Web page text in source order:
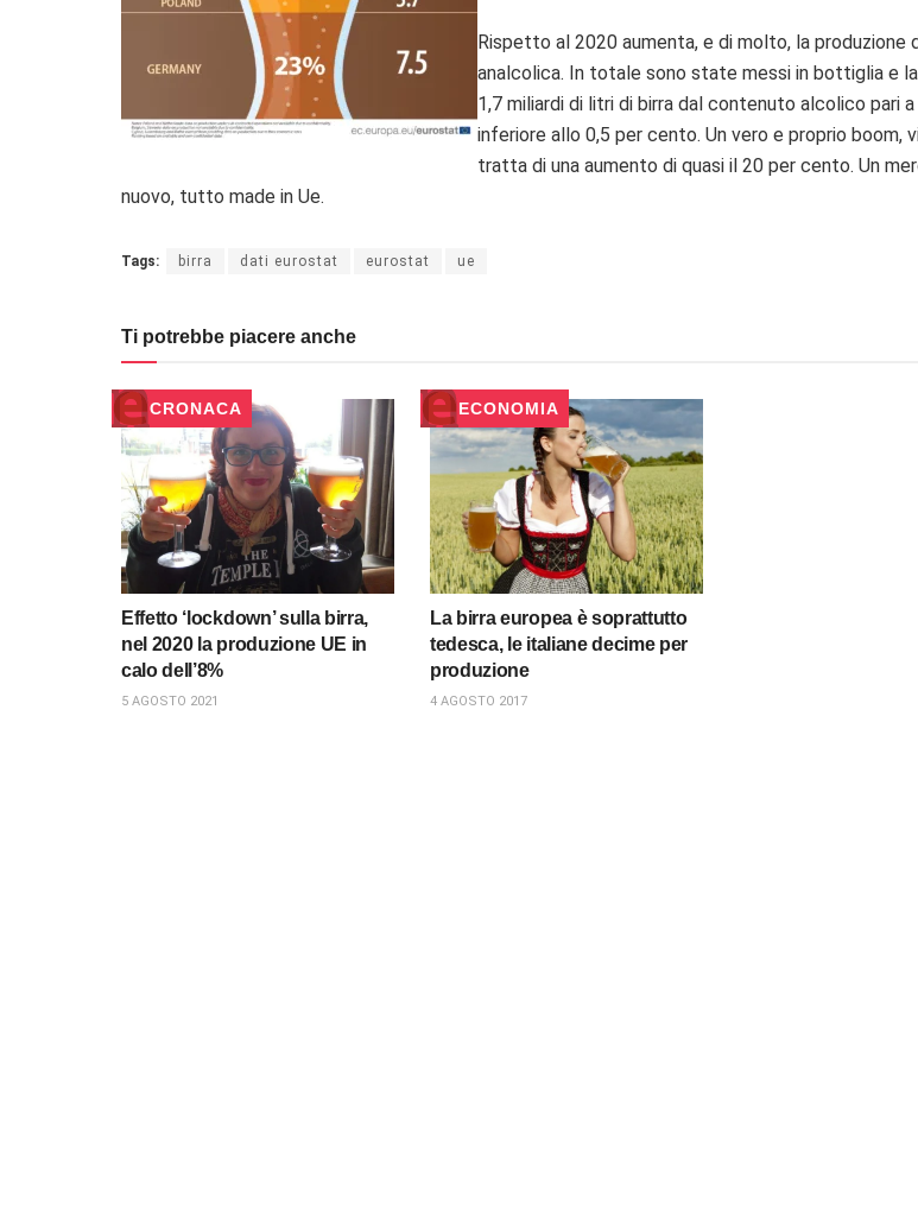
Rispetto al 2020 aumenta, e di molto, la produzione
analcolica. In totale sono state messi in bottiglia e
1,7 miliardi di litri di birra dal contenuto alcolico pari
inferiore allo 0,5 per cento. Un vero e proprio boom,
tratta di una aumento di quasi il 20 per cento. Un
nuovo, tutto made in Ue.
Tags: birra dati eurostat eurostat ue
Ti potrebbe piacere anche
CRONACA
Effetto ‘lockdown’ sulla birra,
nel 2020 la produzione UE in
calo dell’8%
5 AGOSTO 2021
ECONOMIA
La birra europea è soprattutto
tedesca, le italiane decime per
produzione
4 AGOSTO 2017